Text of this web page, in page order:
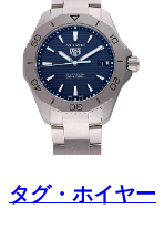
タグ・ホイヤー